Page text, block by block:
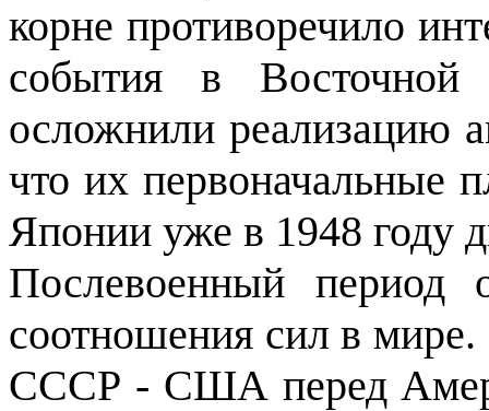
корне противоречило
события в
осложнили реализацию
что их первона­чальные
Японии уже в 1948 году
Послевоенный период
соотношения сил в
СССР - США перед